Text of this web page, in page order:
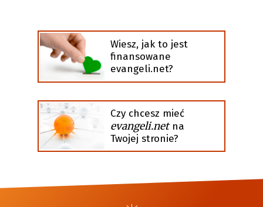
Wiesz, jak to jest
finansowane
evangeli.net?
Czy chcesz mieć
evangeli.netna
Twojej stronie?